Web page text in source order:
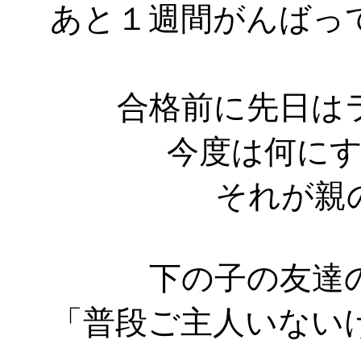
あと１週間がんばっ
合格前に先日は
今度は何に
それが親
下の子の友達
「普段ご主人いな